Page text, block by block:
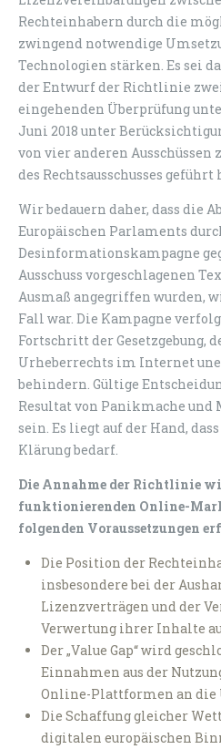
Rechteinhabern durch die
zwingend notwendige
Technologien stärken. Es sei
der Entwurf der Richtlinie
eingehenden Überprüfung
Juni 2018 unter
von vier anderen
des Rechtsausschusses geführt
Wir bedauern daher, dass die
Europäischen Parlaments
Desinformationskampagne
Ausschuss vorgeschlagenen
Ausmaß angegriffen wurden,
Fall war. Die Kampagne
Fortschritt der Gesetzgebung,
Urheberrechts im Internet
behindern. Gültige
Resultat von Panikmache und
sein. Es liegt auf der Hand,
Klärung bedarf.
Die Annahme der Richtlinie
funktionierenden Online-
folgenden Voraussetzungen
Die Position der
insbesondere bei der
Lizenzverträgen und der
Verwertung ihrer Inhalte
Der „Value Gap“ wird
Einnahmen aus der
Online-Plattformen an die
Die Schaffung gleicher
digitalen europäischen